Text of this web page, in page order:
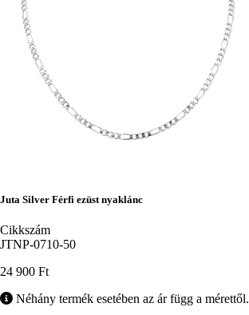
Juta Silver Férfi ezüst nyaklánc
Cikkszám
JTNP-0710-50
24 900 Ft
Néhány termék esetében az ár függ a mérettől.